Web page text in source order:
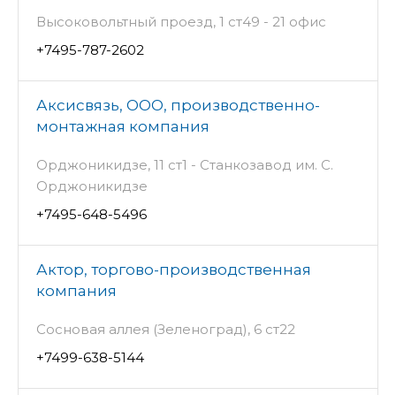
Высоковольтный проезд, 1 ст49 - 21 офис
+7495-787-2602
Аксисвязь, ООО, производственно-
монтажная компания
Орджоникидзе, 11 ст1 - Станкозавод им. С.
Орджоникидзе
+7495-648-5496
Актор, торгово-производственная
компания
Сосновая аллея (Зеленоград), 6 ст22
+7499-638-5144